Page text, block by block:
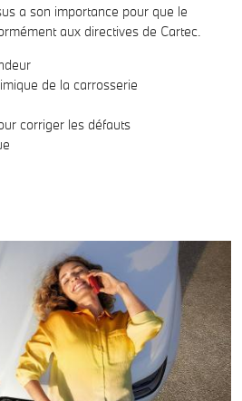
a son importance pour que le
aux directives de Cartec.
de la carrosserie
corriger les défauts